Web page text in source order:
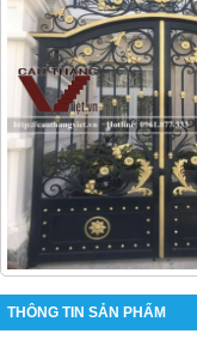
THÔNG TIN SẢN PHẨM